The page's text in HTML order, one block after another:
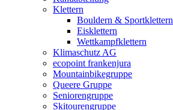
Klettern
Bouldern & Sportklettern
Eisklettern
Wettkampfklettern
Klimaschutz AG
ecopoint frankenjura
Mountainbikegruppe
Queere Gruppe
Seniorengruppe
Skitourengruppe